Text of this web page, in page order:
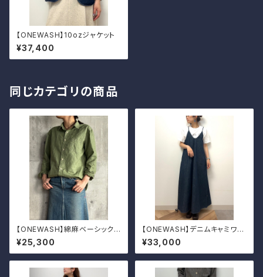
【ONEWASH】10ozジャケット
¥37,400
同じカテゴリの商品
【ONEWASH】綿麻ベーシックシ
ャツ
¥25,300
【ONEWASH】デニムキャミワン
ピ
¥33,000